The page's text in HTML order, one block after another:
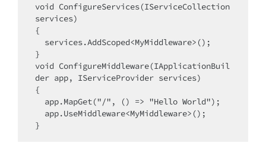
void ConfigureServices(IServiceCollection
services)
{
}
void ConfigureMiddleware(IApplicationBuil
der app, IServiceProvider services)
{
}